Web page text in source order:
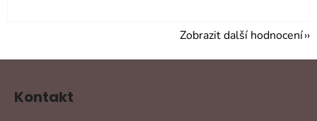
Zobrazit další hodnocení
Kontakt